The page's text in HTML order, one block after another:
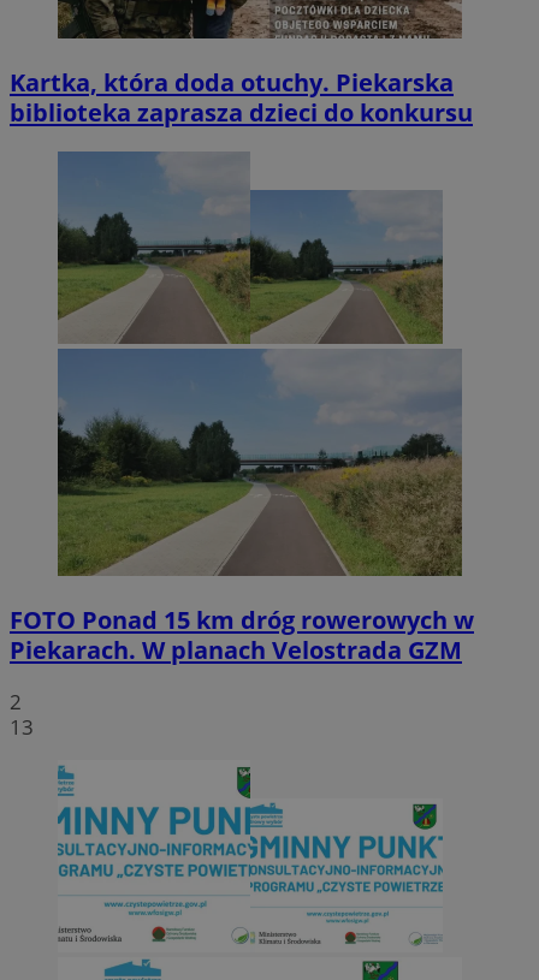
Kartka, która doda otuchy. Piekarska
biblioteka zaprasza dzieci do konkursu
FOTO Ponad 15 km dróg rowerowych w
Piekarach. W planach Velostrada GZM
2
13